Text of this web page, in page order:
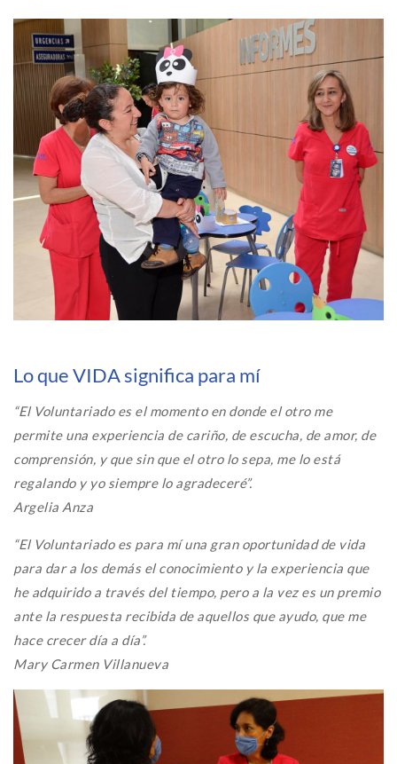
Lo que VIDA significa para mí
“El Voluntariado es el momento en donde el otro me
permite una experiencia de cariño, de escucha, de amor, de
comprensión, y que sin que el otro lo sepa, me lo está
regalando y yo siempre lo agradeceré”.
Argelia Anza
“El Voluntariado es para mí una gran oportunidad de vida
para dar a los demás el conocimiento y la experiencia que
he adquirido a través del tiempo, pero a la vez es un premio
ante la respuesta recibida de aquellos que ayudo, que me
hace crecer día a día”.
Mary Carmen Villanueva